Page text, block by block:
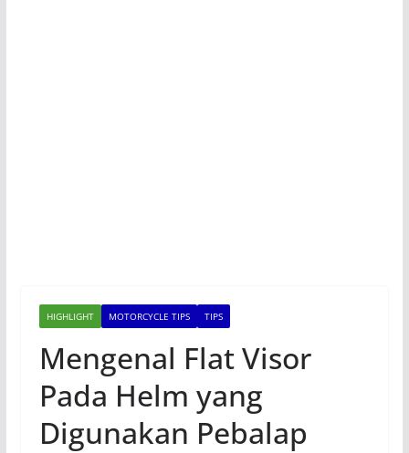
HIGHLIGHT MOTORCYCLE TIPS TIPS
Mengenal Flat Visor
Pada Helm yang
Digunakan Pebalap